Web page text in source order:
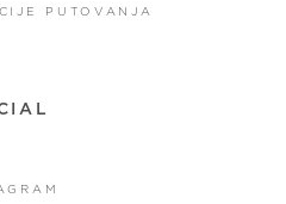
PUTOVANJA